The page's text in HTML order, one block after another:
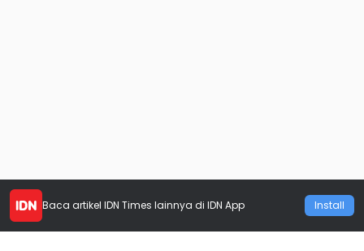
Baca artikel IDN Times lainnya di IDN App Install